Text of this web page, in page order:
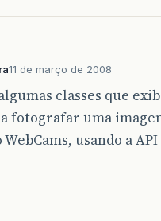
11 de março de 2008
classes que
fotografar uma
usando a API